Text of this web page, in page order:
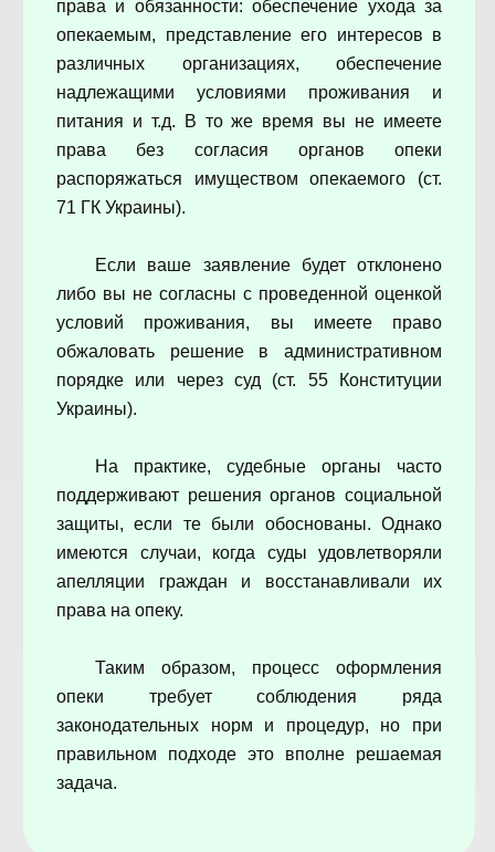
права и обязанности: обеспечение ухода за
опекаемым, представление его интересов в
различных организациях, обеспечение
надлежащими условиями проживания и
питания и т.д. В то же время вы не имеете
права без согласия органов опеки
распоряжаться имуществом опекаемого (ст.
71 ГК Украины).
Если ваше заявление будет отклонено
либо вы не согласны с проведенной оценкой
условий проживания, вы имеете право
обжаловать решение в административном
порядке или через суд (ст. 55 Конституции
Украины).
На практике, судебные органы часто
поддерживают решения органов социальной
защиты, если те были обоснованы. Однако
имеются случаи, когда суды удовлетворяли
апелляции граждан и восстанавливали их
права на опеку.
Таким образом, процесс оформления
опеки требует соблюдения ряда
законодательных норм и процедур, но при
правильном подходе это вполне решаемая
задача.